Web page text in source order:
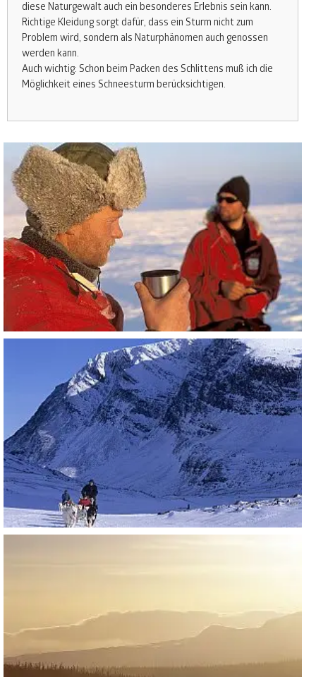
diese Naturgewalt auch ein besonderes Erlebnis sein kann.
Richtige Kleidung sorgt dafür, dass ein Sturm nicht zum
Problem wird, sondern als Naturphänomen auch genossen
werden kann.
Auch wichtig: Schon beim Packen des Schlittens muß ich die
Möglichkeit eines Schneesturm berücksichtigen.